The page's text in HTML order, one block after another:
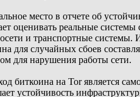
место в отчете об
оценивать реальные
и транспортные системы.
для случайных сбоев
для нарушения работы сети.
биткоина на Tor является
устойчивость